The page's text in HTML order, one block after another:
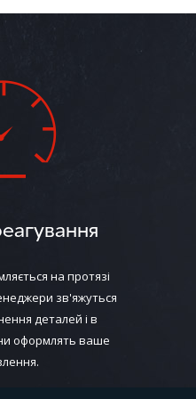
на протязі
зв'яжуться
деталей і в
оформлять ваше